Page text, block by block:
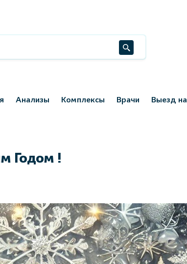
Анализы Комплексы Врачи Выезд
Годом !